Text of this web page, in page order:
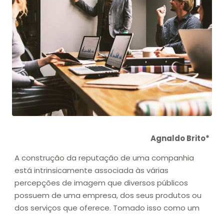
Agnaldo Brito*
A construção da reputação de uma companhia
está intrinsicamente associada às várias
percepções de imagem que diversos públicos
possuem de uma empresa, dos seus produtos ou
dos serviços que oferece. Tomado isso como um